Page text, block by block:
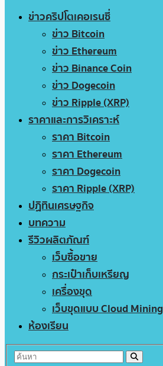
ข่าวคริปโตเคอเรนซี่
ข่าว Bitcoin
ข่าว Ethereum
ข่าว Binance Coin
ข่าว Dogecoin
ข่าว Ripple (XRP)
ราคาและการวิเคราะห์
ราคา Bitcoin
ราคา Ethereum
ราคา Dogecoin
ราคา Ripple (XRP)
ปฏิทินเศรษฐกิจ
บทความ
รีวิวผลิตภัณฑ์
เว็บซื้อขาย
กระเป๋าเก็บเหรียญ
เครื่องขุด
เว็บขุดแบบ Cloud Mining
ห้องเรียน